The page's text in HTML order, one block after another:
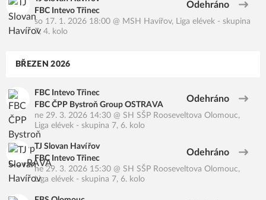
FBC Intevo Třinec
Odehráno
so 17. 1. 2026 18:00 @ MSH Havířov, Liga elévek - skupina
7, 4. kolo
BŘEZEN 2026
FBC Intevo Třinec
FBC ČPP Bystroň Group OSTRAVA
Odehráno
ne 29. 3. 2026 14:30 @ SH SŠP Rooseveltova Olomouc,
Liga elévek - skupina 7, 6. kolo
TJ Slovan Havířov
FBC Intevo Třinec
Odehráno
ne 29. 3. 2026 15:30 @ SH SŠP Rooseveltova Olomouc,
Liga elévek - skupina 7, 6. kolo